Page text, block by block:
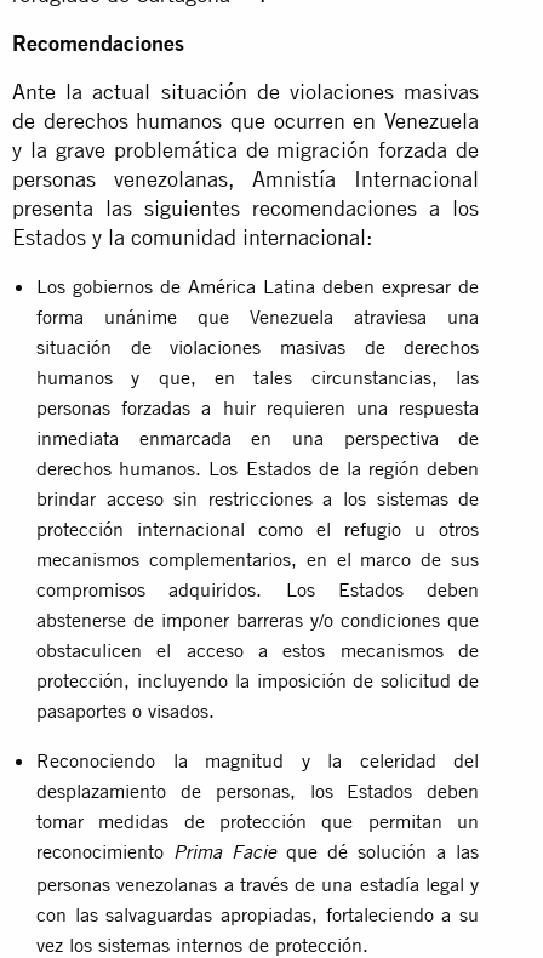
Recomendaciones
Ante la actual situación de violaciones masivas
de derechos humanos que ocurren en Venezuela
y la grave problemática de migración forzada de
personas venezolanas, Amnistía Internacional
presenta las siguientes recomendaciones a los
Estados y la comunidad internacional:
Los gobiernos de América Latina deben expresar de
forma unánime que Venezuela atraviesa una
situación de violaciones masivas de derechos
humanos y que, en tales circunstancias, las
personas forzadas a huir requieren una respuesta
inmediata enmarcada en una perspectiva de
derechos humanos. Los Estados de la región deben
brindar acceso sin restricciones a los sistemas de
protección internacional como el refugio u otros
mecanismos complementarios, en el marco de sus
compromisos adquiridos. Los Estados deben
abstenerse de imponer barreras y/o condiciones que
obstaculicen el acceso a estos mecanismos de
protección, incluyendo la imposición de solicitud de
pasaportes o visados.
Reconociendo la magnitud y la celeridad del
desplazamiento de personas, los Estados deben
tomar medidas de protección que permitan un
reconocimiento Prima Facieque dé solución a las
personas venezolanas a través de una estadía legal y
con las salvaguardas apropiadas, fortaleciendo a su
vez los sistemas internos de protección.